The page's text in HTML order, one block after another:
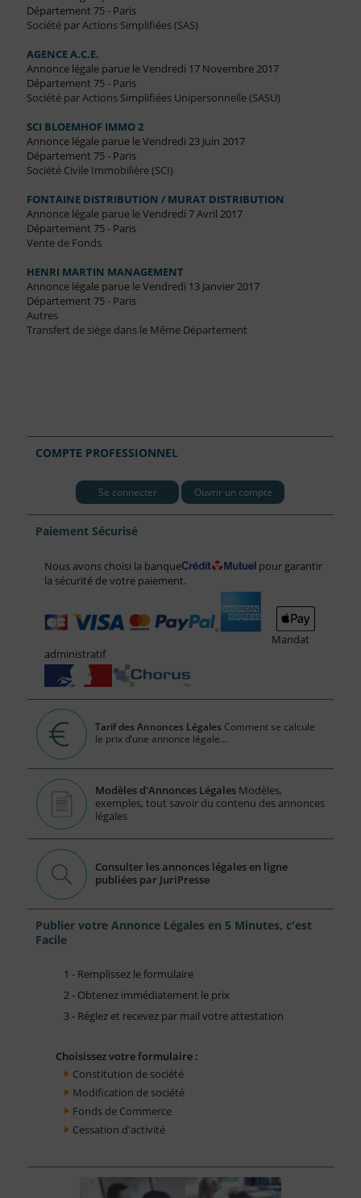
Département 75 - Paris
Société par Actions Simplifiées (SAS)
AGENCE A.C.E.
Annonce légale parue le Vendredi 17 Novembre 2017
Département 75 - Paris
Société par Actions Simplifiées Unipersonnelle (SASU)
SCI BLOEMHOF IMMO 2
Annonce légale parue le Vendredi 23 Juin 2017
Département 75 - Paris
Société Civile Immobilière (SCI)
FONTAINE DISTRIBUTION / MURAT DISTRIBUTION
Annonce légale parue le Vendredi 7 Avril 2017
Département 75 - Paris
Vente de Fonds
HENRI MARTIN MANAGEMENT
Annonce légale parue le Vendredi 13 Janvier 2017
Département 75 - Paris
Autres
Transfert de siège dans le Même Département
COMPTE PROFESSIONNEL
Se connecter Ouvrir un compte
Paiement Sécurisé
Nous avons choisi la banque
pour garantir
la sécurité de votre paiement.
Mandat
administratif
Tarif des Annonces Légales Comment se calcule
le prix d’une annonce légale...
Modèles d'Annonces Légales Modèles,
exemples, tout savoir du contenu des annonces
légales
Consulter les annonces légales en ligne
publiées par JuriPresse
Publier votre Annonce Légales en 5 Minutes, c'est
Facile
1 - Remplissez le formulaire
2 - Obtenez immédiatement le prix
3 - Réglez et recevez par mail votre attestation
Choisissez votre formulaire :
Constitution de société
Modification de société
Fonds de Commerce
Cessation d'activité